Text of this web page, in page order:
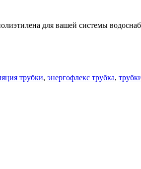
для вашей системы
трубки, энергофлекс трубка,